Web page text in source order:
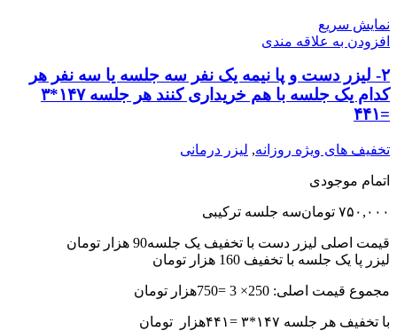
نمایش سریع
افزودن به علاقه مندی
۲- لیزر دست و پا نیمه یک نفر سه جلسه یا سه نفر هر
کدام یک جلسه با هم خریداری کنند هر جلسه ١۴٧*٣
=۴۴١
تخفیف های ویژه روزانه, لیزر درمانی
اتمام موجودی
۷۵۰,۰۰۰ تومانسه جلسه ترکیبی
قیمت اصلی لیزر دست با تخفیف یک جلسه90 هزار تومان
لیزر پا یک جلسه با تخفیف 160 هزار تومان
مجموع قیمت اصلی: 250× 3 =750هزار تومان
با تخفیف هر جلسه ١۴٧*٣ =۴۴١هزار تومان